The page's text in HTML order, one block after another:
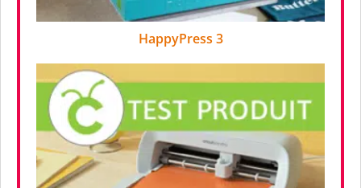
HappyPress 3